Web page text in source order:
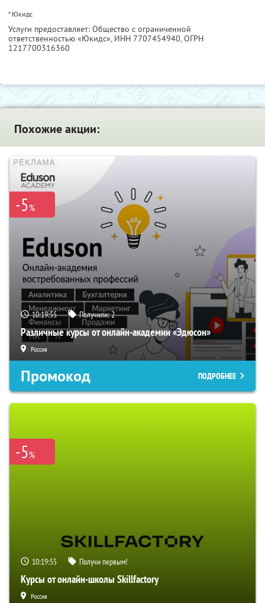
* Юкидс
Услуги предоставляет: Общество с ограниченной
ответственностью «Юкидс», ИНН 7707454940, ОГРН
1217700316360
Похожие акции:
-5%
10:19:54 Получили:2
Различные курсы от онлайн-академии «Эдюсон»
Россия
Промокод ПОДРОБНЕЕ
-5%
10:19:54 Получи первым!
Курсы от онлайн-школы Skillfactory
Россия